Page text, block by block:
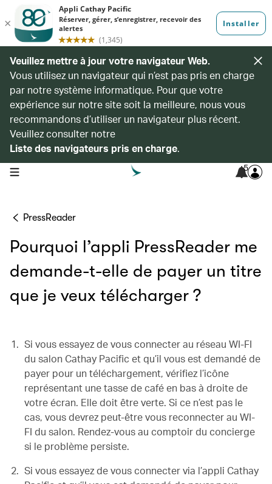
Veuillez mettre à jour votre navigateur Web.
Vous utilisez un navigateur qui n’est pas pris en charge
par notre système informatique. Pour que votre
expérience sur notre site soit la meilleure, nous vous
recommandons d’utiliser un navigateur plus récent.
Veuillez consulter notre
Liste des navigateurs pris en charge.
open navigation menu 5
PressReader
Pourquoi l’appli PressReader me
demande-t-elle de payer un titre
que je veux télécharger ?
Si vous essayez de vous connecter au réseau WI-FI
du salon Cathay Pacific et qu’il vous est demandé de
payer pour un téléchargement, vérifiez l’icône
représentant une tasse de café en bas à droite de
votre écran. Elle doit être verte. Si ce n’est pas le
cas, vous devrez peut-être vous reconnecter au WI-
FI du salon. Rendez-vous au comptoir du concierge
si le problème persiste.
Si vous essayez de vous connecter via l’appli Cathay